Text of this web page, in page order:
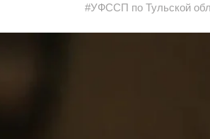
#УФССП по Тульской